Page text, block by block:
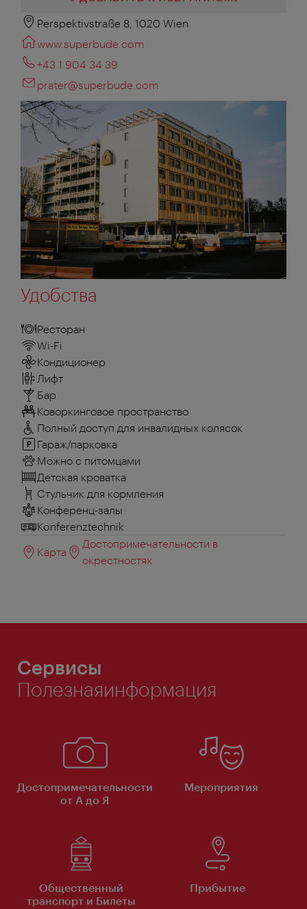
Perspektivstraße 8, 1020 Wien
www.superbude.com
+43 1 904 34 39
prater@superbude.com
Удобства
Ресторан
Wi-Fi
Кондиционер
Лифт
Бар
Коворкинговое пространство
Полный доступ для инвалидных колясок
Гараж/парковка
Можно с питомцами
Детская кроватка
Стульчик для кормления
Конференц-залы
Konferenztechnik
Карта
Достопримечательности в
окрестностях
Сервисы
Полезнаяинформация
Достопримечательности
от А до Я
Мероприятия
Общественный
транспорт и Билеты
Прибытие